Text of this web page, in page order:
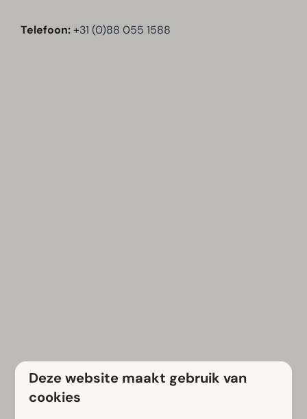
Telefoon:+31 (0)88 055 1588
Neem contact met ons op
Deze website maakt gebruik van
cookies